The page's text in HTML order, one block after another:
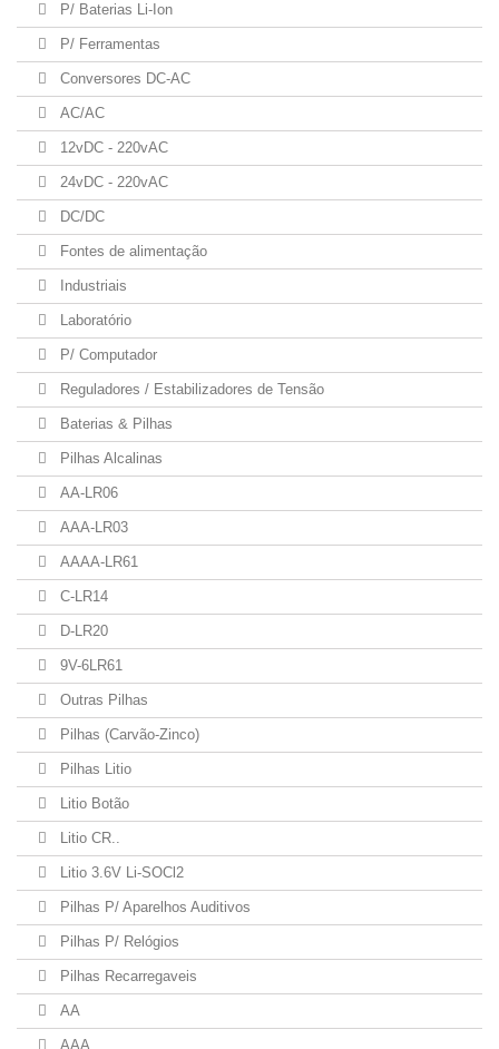
P/ Baterias Li-Ion
P/ Ferramentas
Conversores DC-AC
AC/AC
12vDC - 220vAC
24vDC - 220vAC
DC/DC
Fontes de alimentação
Industriais
Laboratório
P/ Computador
Reguladores / Estabilizadores de Tensão
Baterias & Pilhas
Pilhas Alcalinas
AA-LR06
AAA-LR03
AAAA-LR61
C-LR14
D-LR20
9V-6LR61
Outras Pilhas
Pilhas (Carvão-Zinco)
Pilhas Litio
Litio Botão
Litio CR..
Litio 3.6V Li-SOCl2
Pilhas P/ Aparelhos Auditivos
Pilhas P/ Relógios
Pilhas Recarregaveis
AA
AAA